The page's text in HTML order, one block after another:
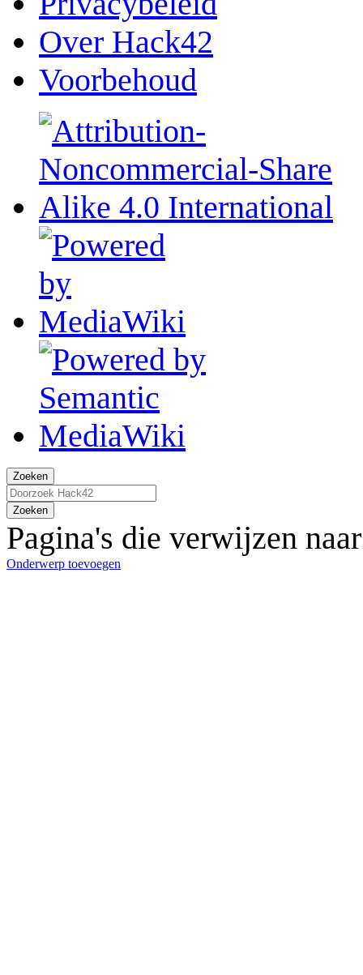
Over Hack42
Voorbehoud
Zoeken
Zoeken
Pagina's die verwijzen
Onderwerp toevoegen